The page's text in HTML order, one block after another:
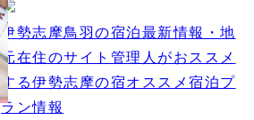
伊勢志摩鳥羽の宿泊最新情報・地
元在住のサイト管理人がおススメ
する伊勢志摩の宿オススメ宿泊プ
ラン情報